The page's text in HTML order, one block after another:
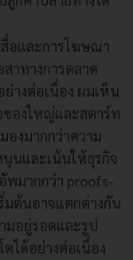
อและการโฆษณา
าทางการตลาด
างต่อเนื่อง ผมเห็น
ของใหญ่และสตาร์ท
องมากกว่าความ
นุนและเน้นให้ธุรกิจ
มากกว่า proofs-
มต้นอาจแตกต่างกัน
มอยู่รอดและรูป
ได้อย่างต่อเนื่อง